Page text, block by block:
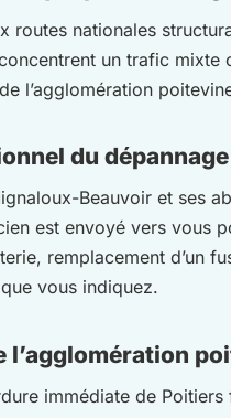
routes nationales
un trafic
l’agglomération
du dépannage
Beauvoir et ses
est envoyé vers vous
remplacement d’un
vous indiquez.
l’agglomération
immédiate de